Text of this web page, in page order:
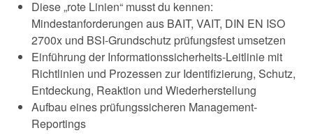
Diese „rote Linien“ musst du kennen:
Mindestanforderungen aus BAIT, VAIT, DIN EN ISO
2700x und BSI-Grundschutz prüfungsfest umsetzen
Einführung der Informationssicherheits-Leitlinie mit
Richtlinien und Prozessen zur Identifizierung, Schutz,
Entdeckung, Reaktion und Wiederherstellung
Aufbau eines prüfungssicheren Management-
Reportings